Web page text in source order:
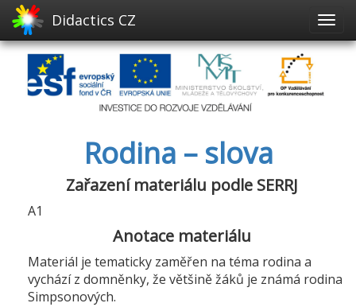
Didactics CZ
Rodina – slova
Zařazení materiálu podle SERRJ
A1
Anotace materiálu
Materiál je tematicky zaměřen na téma rodina a
vychází z domněnky, že většině žáků je známá rodina
Simpsonových.